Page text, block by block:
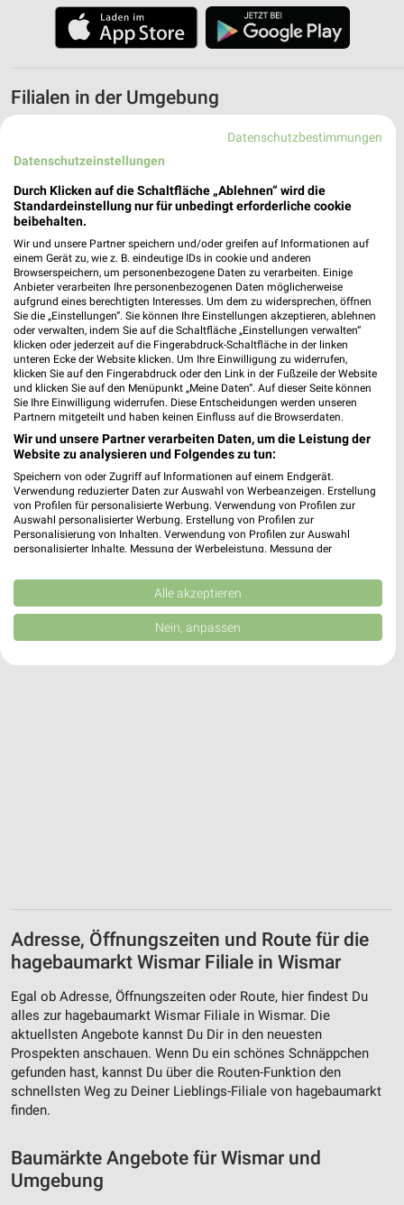
Filialen in der Umgebung
Untere Straße 2
Heute 08:00 - 18:00 Uhr | Geschlossen
3,75 km
hagebaumarkt Gadebusch
Ratzeburger Chaussee 1
19205 Gadebusch
Heute 08:00 - 16:00 Uhr | Geschlossen
31,01 km
hagebaumarkt Schwerin
Rogahner Straße 65
19061 Schwerin
Heute 08:00 - 19:00 Uhr | Geschlossen
32,12 km
Adresse, Öffnungszeiten und Route für die
hagebaumarkt Wismar Filiale in Wismar
Egal ob Adresse, Öffnungszeiten oder Route, hier findest Du
alles zur hagebaumarkt Wismar Filiale in Wismar. Die
aktuellsten Angebote kannst Du Dir in den neuesten
Prospekten anschauen. Wenn Du ein schönes Schnäppchen
gefunden hast, kannst Du über die Routen-Funktion den
schnellsten Weg zu Deiner Lieblings-Filiale von hagebaumarkt
finden.
Baumärkte Angebote für Wismar und
Umgebung
Datenschutzbestimmungen
Datenschutzeinstellungen
Durch Klicken auf die Schaltfläche „Ablehnen“ wird die
Standardeinstellung nur für unbedingt erforderliche cookie
beibehalten.
Wir und unsere Partner speichern und/oder greifen auf Informationen auf
einem Gerät zu, wie z. B. eindeutige IDs in cookie und anderen
Browserspeichern, um personenbezogene Daten zu verarbeiten. Einige
Anbieter verarbeiten Ihre personenbezogenen Daten möglicherweise
aufgrund eines berechtigten Interesses. Um dem zu widersprechen, öffnen
Sie die „Einstellungen“. Sie können Ihre Einstellungen akzeptieren, ablehnen
oder verwalten, indem Sie auf die Schaltfläche „Einstellungen verwalten“
klicken oder jederzeit auf die Fingerabdruck-Schaltfläche in der linken
unteren Ecke der Website klicken. Um Ihre Einwilligung zu widerrufen,
klicken Sie auf den Fingerabdruck oder den Link in der Fußzeile der Website
und klicken Sie auf den Menüpunkt „Meine Daten“. Auf dieser Seite können
Sie Ihre Einwilligung widerrufen. Diese Entscheidungen werden unseren
Partnern mitgeteilt und haben keinen Einfluss auf die Browserdaten.
Wir und unsere Partner verarbeiten Daten, um die Leistung der
Website zu analysieren und Folgendes zu tun:
Speichern von oder Zugriff auf Informationen auf einem Endgerät.
Verwendung reduzierter Daten zur Auswahl von Werbeanzeigen. Erstellung
von Profilen für personalisierte Werbung. Verwendung von Profilen zur
Auswahl personalisierter Werbung. Erstellung von Profilen zur
Personalisierung von Inhalten. Verwendung von Profilen zur Auswahl
personalisierter Inhalte. Messung der Werbeleistung. Messung der
Kombinationen von Daten aus verschiedenen Quellen. Entwicklung und
Verbesserung der Angebote. Verwendung reduzierter Daten zur Auswahl
von Inhalten.
Daten können außerhalb der Europäischen Union weitergegeben und in die
USA gesendet werden.
Website/App.
personalisierter Werbung
Erstellung von Profilen zur Personalisierung
von Inhalten
Verwendung von Profilen zur Auswahl
personalisierter Inhalte
Messung der Werbeleistung
Messung der Performance von Inhalten
Analyse von Zielgruppen durch Statistiken oder
Kombinationen von Daten aus verschiedenen
Quellen
Alle akzeptieren
Nein, anpassen